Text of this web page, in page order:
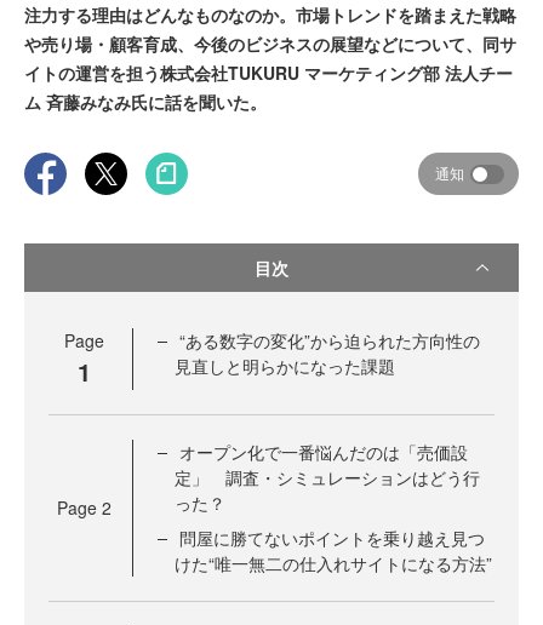
注力する理由はどんなものなのか。市場トレンドを踏まえた戦略
や売り場・顧客育成、今後のビジネスの展望などについて、同サ
イトの運営を担う株式会社TUKURU マーケティング部 法人チー
ム 斉藤みなみ氏に話を聞いた。
通知
目次
Page
1
“ある数字の変化”から迫られた方向性の
見直しと明らかになった課題
Page 2
オープン化で一番悩んだのは「売価設
定」 調査・シミュレーションはどう行
った？
問屋に勝てないポイントを乗り越え見つ
けた“唯一無二の仕入れサイトになる方法”